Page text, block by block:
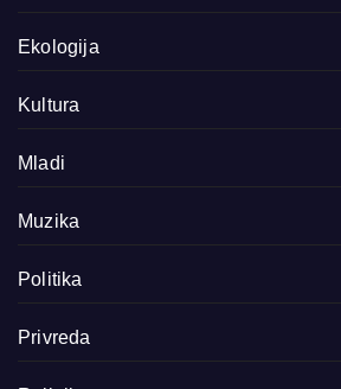
Ekologija
Kultura
Mladi
Muzika
Politika
Privreda